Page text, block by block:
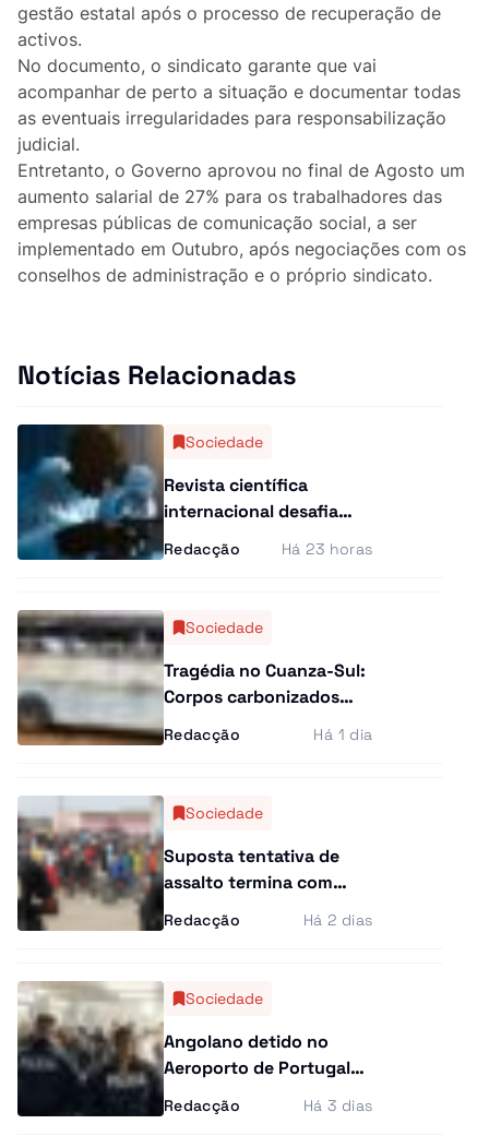
Reportagem
Ensino Superior
Redes Sociais
Curiosidades
Entrevistas
Última Hora
Multimídia
gestão estatal após o processo de recuperação de
activos.
No documento, o sindicato garante que vai
acompanhar de perto a situação e documentar todas
as eventuais irregularidades para responsabilização
judicial.
Entretanto, o Governo aprovou no final de Agosto um
aumento salarial de 27% para os trabalhadores das
empresas públicas de comunicação social, a ser
implementado em Outubro, após negociações com os
conselhos de administração e o próprio sindicato.
Notícias Relacionadas
Sociedade
Revista científica
internacional desafia
angolanos a apresentar
Redacção Há 23 horas
Sociedade
Tragédia no Cuanza-Sul:
Corpos carbonizados
atrasam identificação e
famílias pedem ajuda da
Redacção Há 1 dia
Sociedade
Suposta tentativa de
assalto termina com
jovem morto no Patriota
Redacção Há 2 dias
Sociedade
Angolano detido no
Aeroporto de Portugal
por transportar arma
proibida
Redacção Há 3 dias